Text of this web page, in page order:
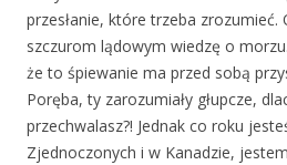
przesłanie, które trzeba
szczurom lądowym wiedzę o
że to śpiewanie ma przed sobą
Poręba, ty zarozumiały głupcze,
przechwalasz?! Jednak co roku
Zjednoczonych i w Kanadzie,